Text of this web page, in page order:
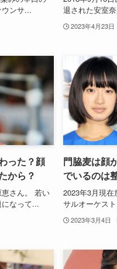
ンサ...
退された安室
2023年4月23日
った？顔
から？
さん。 若い
なって...
門脇麦は顔
でいるのは
2023年3月現
サルオーケス
2023年3月4日